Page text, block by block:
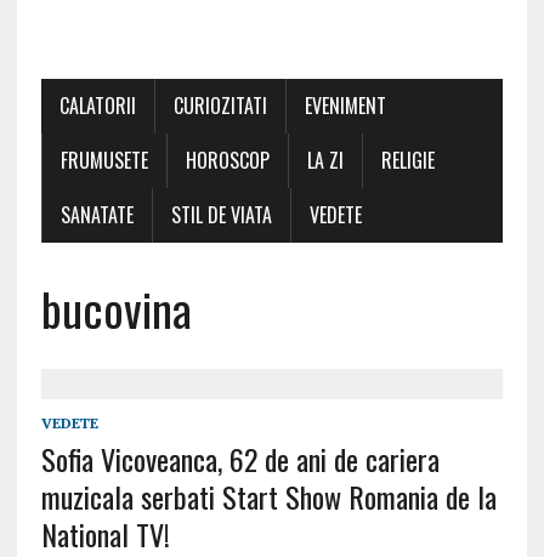
CALATORII CURIOZITATI
EVENIMENT
FRUMUSETE
HOROSCOP LA ZI
RELIGIE
SANATATE
STIL DE VIATA VEDETE
bucovina
VEDETE
Sofia Vicoveanca, 62 de ani de cariera
muzicala serbati Start Show Romania de la
National TV!